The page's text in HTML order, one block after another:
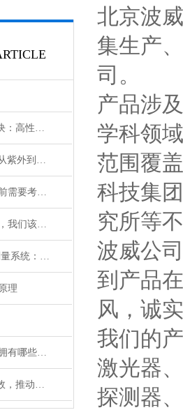
optilab光波发射机模块：高性能通信的核心组件
laseroptik光谱仪器：从紫外到红外的精密光学测量解决方案
在购买电光调制器之前需要考虑许多性质
初次使用电光调制器，我们该注意什么事项？
alnair日本快速色散测量系统：精准捕捉光学世界的瞬息万变
理
飞秒激光器在使用上拥有哪些特点？
exfo电信测试精准高效，推动通信网络质量新标准
北京波
集生产
司。
产品涉
学科领
范围覆
科技集
究所等
波威公
到产品
风，诚
我们的
激光器
探测器